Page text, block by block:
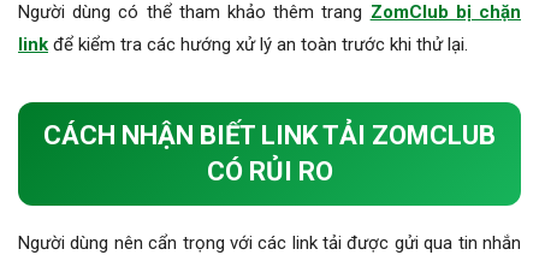
Người dùng có thể tham khảo thêm trang ZomClub bị chặn
link để kiểm tra các hướng xử lý an toàn trước khi thử lại.
CÁCH NHẬN BIẾT LINK TẢI ZOMCLUB
CÓ RỦI RO
Người dùng nên cẩn trọng với các link tải được gửi qua tin nhắn